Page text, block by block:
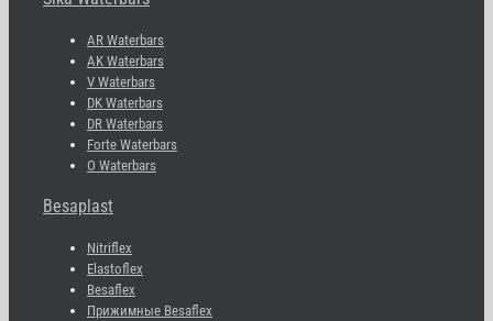
AR Waterbars
AK Waterbars
V Waterbars
DK Waterbars
DR Waterbars
Forte Waterbars
O Waterbars
Besaplast
Nitriflex
Elastoflex
Besaflex
Прижимные Besaflex